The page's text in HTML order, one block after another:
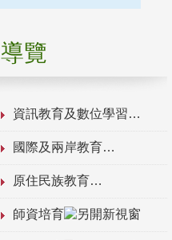
覽
資訊教育及數位學習
國際及兩岸教育
原住民族教育
師資培育